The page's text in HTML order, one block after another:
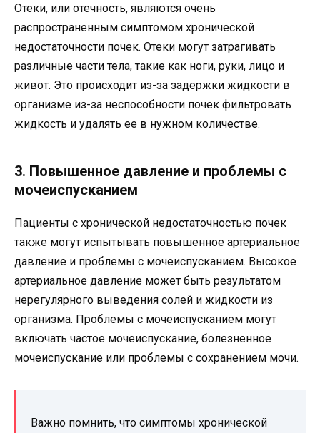
Отеки, или отечность, являются очень
распространенным симптомом хронической
недостаточности почек. Отеки могут затрагивать
различные части тела, такие как ноги, руки, лицо и
живот. Это происходит из-за задержки жидкости в
организме из-за неспособности почек фильтровать
жидкость и удалять ее в нужном количестве.
3. Повышенное давление и проблемы с
мочеиспусканием
Пациенты с хронической недостаточностью почек
также могут испытывать повышенное артериальное
давление и проблемы с мочеиспусканием. Высокое
артериальное давление может быть результатом
нерегулярного выведения солей и жидкости из
организма. Проблемы с мочеиспусканием могут
включать частое мочеиспускание, болезненное
мочеиспускание или проблемы с сохранением мочи.
Важно помнить, что симптомы хронической